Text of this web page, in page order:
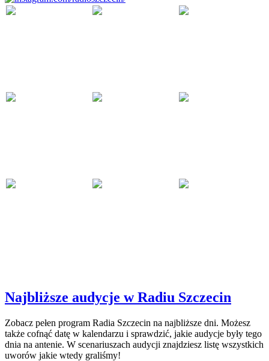
Najbliższe audycje w Radiu Szczecin
Zobacz pełen program Radia Szczecin na najbliższe dni. Możesz
także cofnąć datę w kalendarzu i sprawdzić, jakie audycje były tego
dnia na antenie. W scenariuszach audycji znajdziesz listę wszystkich
uworów jakie wtedy graliśmy!